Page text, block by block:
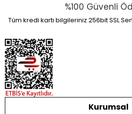
%100 Güvenli
Tüm kredi kartı bilgileriniz 256bit SSL
Kurumsal